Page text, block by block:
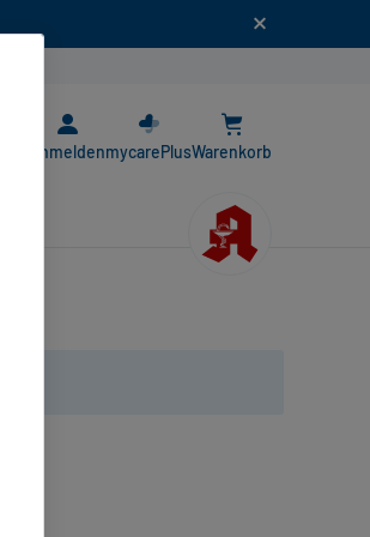
AnmeldenmycarePlusWarenkorb